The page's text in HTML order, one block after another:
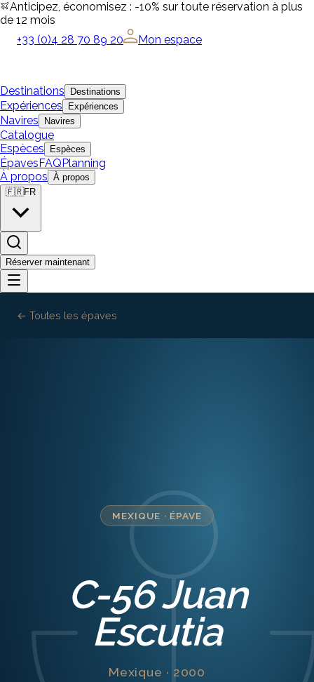
Anticipez, économisez : -10% sur toute réservation à plus
de 12 mois
+33 (0)4 28 70 89 20
Mon espace
Destinations Destinations
Expériences Expériences
Navires Navires
Catalogue
Espèces
Espèces
ÉpavesFAQPlanning
À propos À propos
🇫🇷FR
Réserver maintenant
← Toutes les épaves
MEXIQUE · ÉPAVE
C-56 Juan
Escutia
Mexique · 2000